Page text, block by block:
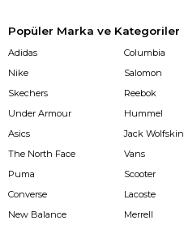
Popüler Marka ve Kategoriler
Adidas
Nike
Skechers
Under Armour
Asics
The North Face
Puma
Converse
New Balance
Columbia
Salomon
Reebok
Hummel
Jack Wolfskin
Vans
Scooter
Lacoste
Merrell